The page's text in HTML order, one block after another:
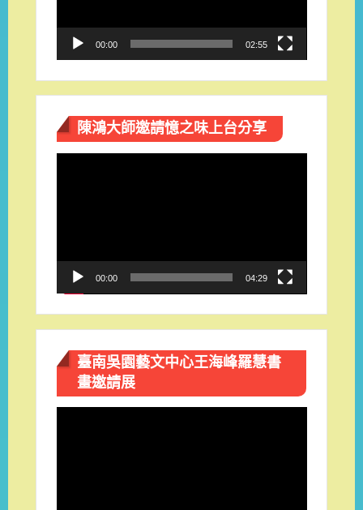
00:00 02:55
陳鴻大師邀請憶之味上台分享
00:00 04:29
臺南吳園藝文中心王海峰羅慧書
畫邀請展